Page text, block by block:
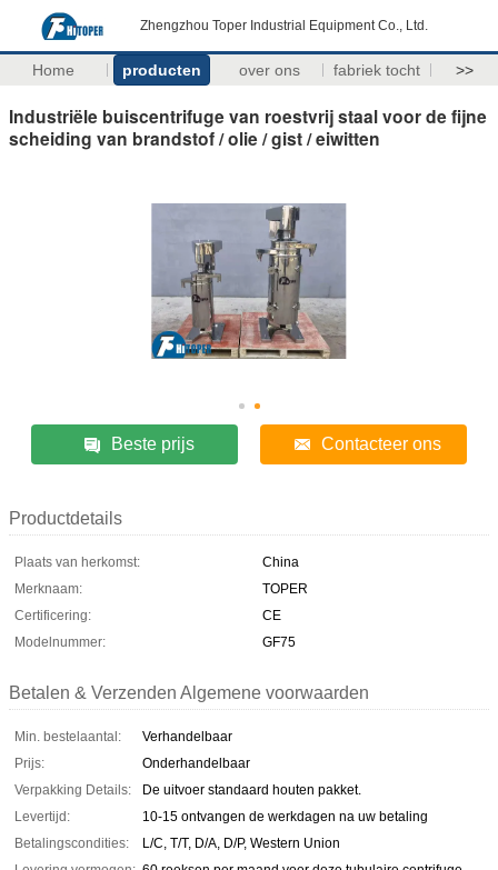
Zhengzhou Toper Industrial Equipment Co., Ltd.
Home producten over ons fabriek tocht >>
Industriële buiscentrifuge van roestvrij staal voor de fijne
scheiding van brandstof / olie / gist / eiwitten
Beste prijs Contacteer ons
Productdetails
Plaats van herkomst:
China
Merknaam:
TOPER
Certificering:
CE
Modelnummer:
GF75
Betalen & Verzenden Algemene voorwaarden
Min. bestelaantal:
Verhandelbaar
Prijs:
Onderhandelbaar
Verpakking Details:
De uitvoer standaard houten pakket.
Levertijd:
10-15 ontvangen de werkdagen na uw betaling
Betalingscondities:
L/C, T/T, D/A, D/P, Western Union